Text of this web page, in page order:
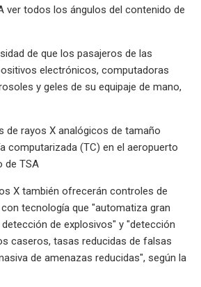
ver todos los ángulos del contenido de
de que los pasajeros de las
electrónicos, computadoras
y geles de su equipaje de mano,
de rayos X analógicos de tamaño
computarizada (TC) en el aeropuerto
de TSA
X también ofrecerán controles de
tecnología que "automatiza gran
de explosivos" y "detección
caseros, tasas reducidas de falsas
de amenazas reducidas", según la